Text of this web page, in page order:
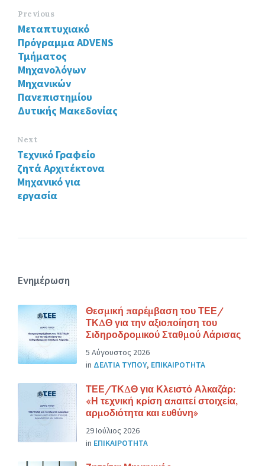
o
o
k
dI
n
Previous
Μεταπτυχιακό
Πρόγραμμα ADVENS
Τμήματος
Μηχανολόγων
Μηχανικών
Πανεπιστημίου
Δυτικής Μακεδονίας
Next
Τεχνικό Γραφείο
ζητά Αρχιτέκτονα
Μηχανικό για
εργασία
Ενημέρωση
Θεσμική παρέμβαση του ΤΕΕ/
ΤΚΔΘ για την αξιοποίηση του
Σιδηροδρομικού Σταθμού Λάρισας
5 Αύγουστος 2026
in ΔΕΛΤΙΑ ΤΥΠΟΥ, ΕΠΙΚΑΙΡΟΤΗΤΑ
ΤΕΕ/ΤΚΔΘ για Κλειστό Αλκαζάρ:
«Η τεχνική κρίση απαιτεί στοιχεία,
αρμοδιότητα και ευθύνη»
29 Ιούλιος 2026
in ΕΠΙΚΑΙΡΟΤΗΤΑ